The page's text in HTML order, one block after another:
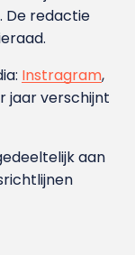
. De redactie
Instragram,
jaar verschijnt
aan